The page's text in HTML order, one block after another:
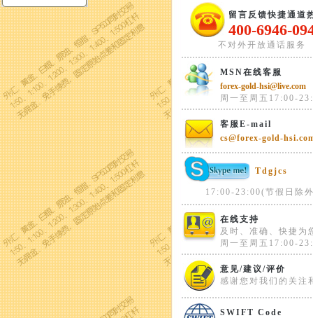
留言反馈快捷通道
400-6946-
不对外开放通话服务
MSN在线客服
forex-gold-hsi@live.com
周一至周五17:00-
客服E-mail
cs@forex-gold-
Tdgjcs
17:00-23:00(节假日除
在线支持
及时、准确、快捷为
周一至周五17:00-
意见/建议/评价
感谢您对我们的关注
SWIFT Code